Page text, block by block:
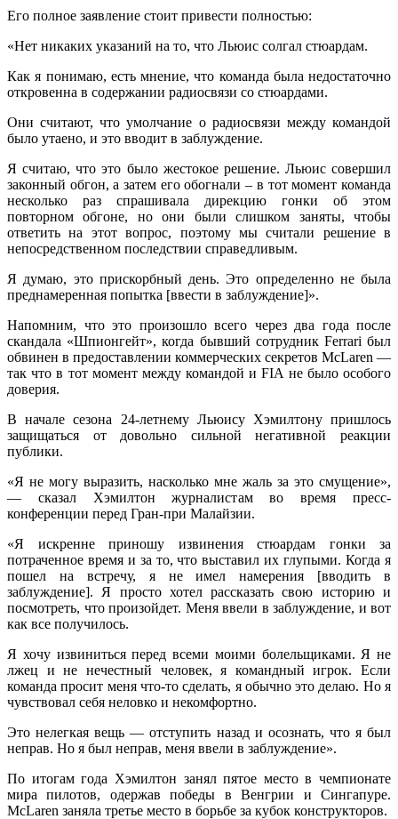
Его полное заявление стоит привести полностью:
«Нет никаких указаний на то, что Льюис солгал стюардам.
Как я понимаю, есть мнение, что команда была недостаточно
откровенна в содержании радиосвязи со стюардами.
Они считают, что умолчание о радиосвязи между командой
было утаено, и это вводит в заблуждение.
Я считаю, что это было жестокое решение. Льюис совершил
законный обгон, а затем его обогнали – в тот момент команда
несколько раз спрашивала дирекцию гонки об этом
повторном обгоне, но они были слишком заняты, чтобы
ответить на этот вопрос, поэтому мы считали решение в
непосредственном последствии справедливым.
Я думаю, это прискорбный день. Это определенно не была
преднамеренная попытка [ввести в заблуждение]».
Напомним, что это произошло всего через два года после
скандала «Шпионгейт», когда бывший сотрудник Ferrari был
обвинен в предоставлении коммерческих секретов McLaren —
так что в тот момент между командой и FIA не было особого
доверия.
В начале сезона 24-летнему Льюису Хэмилтону пришлось
защищаться от довольно сильной негативной реакции
публики.
«Я не могу выразить, насколько мне жаль за это смущение»,
— сказал Хэмилтон журналистам во время пресс-
конференции перед Гран-при Малайзии.
«Я искренне приношу извинения стюардам гонки за
потраченное время и за то, что выставил их глупыми. Когда я
пошел на встречу, я не имел намерения [вводить в
заблуждение]. Я просто хотел рассказать свою историю и
посмотреть, что произойдет. Меня ввели в заблуждение, и вот
как все получилось.
Я хочу извиниться перед всеми моими болельщиками. Я не
лжец и не нечестный человек, я командный игрок. Если
команда просит меня что-то сделать, я обычно это делаю. Но я
чувствовал себя неловко и некомфортно.
Это нелегкая вещь — отступить назад и осознать, что я был
неправ. Но я был неправ, меня ввели в заблуждение».
По итогам года Хэмилтон занял пятое место в чемпионате
мира пилотов, одержав победы в Венгрии и Сингапуре.
McLaren заняла третье место в борьбе за кубок конструкторов.